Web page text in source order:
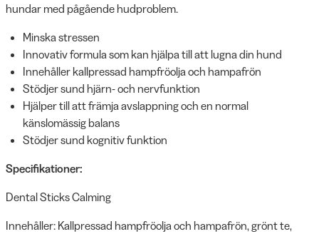
hundar med pågående hudproblem.
Minska stressen
Innovativ formula som kan hjälpa till att lugna din hund
Innehåller kallpressad hampfröolja och hampafrön
Stödjer sund hjärn- och nervfunktion
Hjälper till att främja avslappning och en normal
känslomässig balans
Stödjer sund kognitiv funktion
Specifikationer:
Dental Sticks Calming
Innehåller: Kallpressad hampfröolja och hampafrön, grönt te,